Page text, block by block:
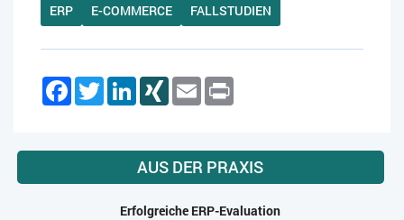
ERP E-COMMERCE FALLSTUDIEN
FacebookTwitterLinkedInXING Email
AUS DER PRAXIS
Erfolgreiche ERP-Evaluation